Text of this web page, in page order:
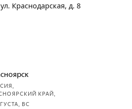
ул. Краснодарская, д. 8